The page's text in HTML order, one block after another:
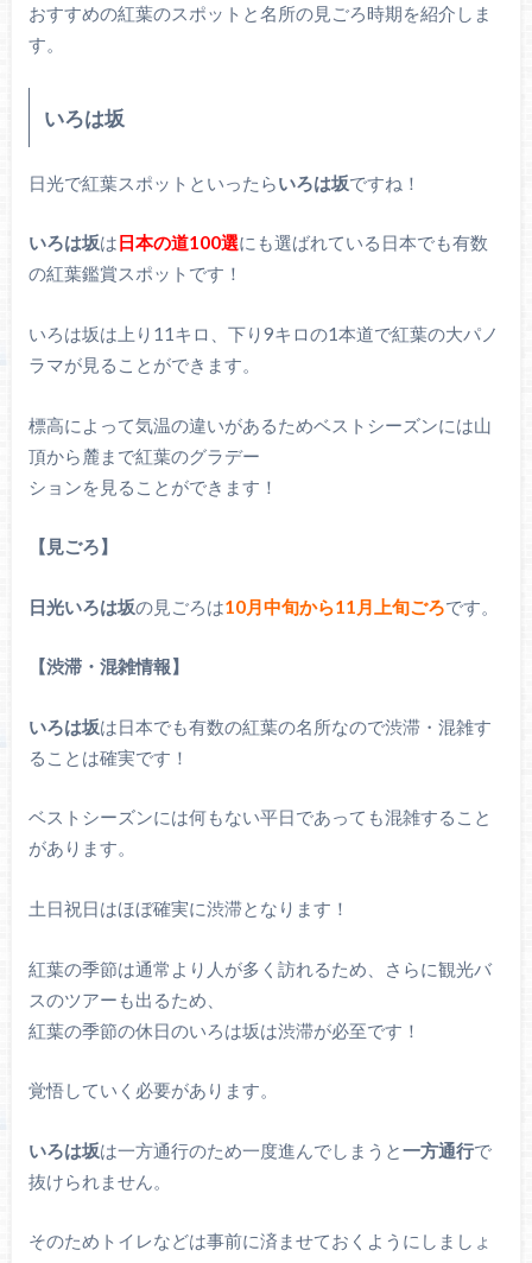
おすすめの紅葉のスポットと名所の見ごろ時期を紹介しま
す。
いろは坂
日光で紅葉スポットといったらいろは坂ですね！
いろは坂は 日本の道100選にも選ばれている日本でも有数
の紅葉鑑賞スポットです！
いろは坂は上り11キロ、下り9キロの1本道で紅葉の大パノ
ラマが見ることができます。
標高によって気温の違いがあるためベストシーズンには山
頂から麓まで紅葉のグラデー
ションを見ることができます！
【見ごろ】
日光いろは坂の見ごろは10月中旬から11月上旬ごろです。
【渋滞・混雑情報】
いろは坂は日本でも有数の紅葉の名所なので渋滞・混雑す
ることは確実です！
ベストシーズンには何もない平日であっても混雑すること
があります。
土日祝日はほぼ確実に渋滞となります！
紅葉の季節は通常より人が多く訪れるため、さらに観光バ
スのツアーも出るため、
紅葉の季節の休日のいろは坂は渋滞が必至です！
覚悟していく必要があります。
いろは坂は一方通行のため一度進んでしまうと一方通行で
抜けられません。
そのためトイレなどは事前に済ませておくようにしましょ